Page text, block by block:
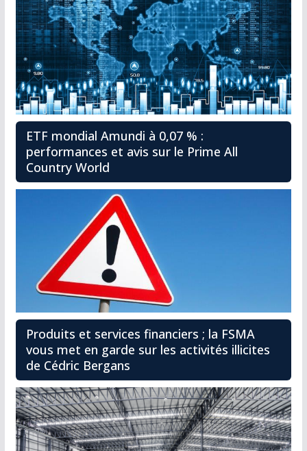
ETF mondial Amundi à 0,07 % :
performances et avis sur le Prime All
Country World
Produits et services financiers ; la FSMA
vous met en garde sur les activités illicites
de Cédric Bergans